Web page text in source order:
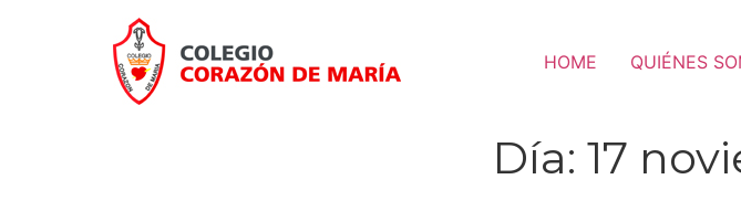
HOME QUIÉNES
Día: 17